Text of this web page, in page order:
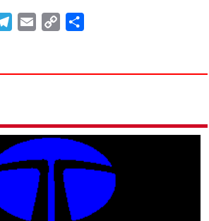
e
a
m
i
y
n
r